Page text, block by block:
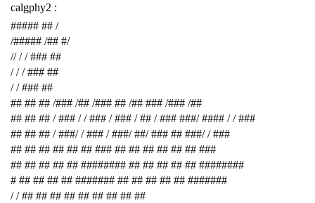
calgphy2 :
##### ## /
/##### /## #/
// / / ### ##
/ / / ### ##
/ / ### ##
## ## ## /### /## /### ## /## ### /### /##
## ## ## / ### / / ### / ### / ## / ### ###/ #### / / ###
## ## ## / ###/ / ### / ###/ ##/ ### ## ###/ / ###
## ## ## ## ## ## ### ## ## ## ## ## ## ###
## ## ## ## ## ######## ## ## ## ## ## ########
# ## ## ## ## ####### ## ## ## ## ## #######
/ / ## ## ## ## ## ## ## ## ##